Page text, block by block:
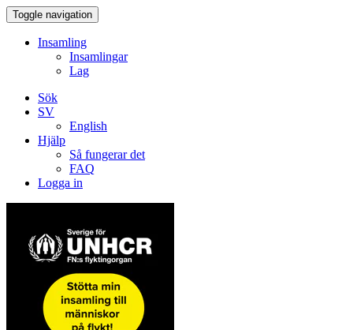
Toggle navigation
Insamling
Insamlingar
Lag
Sök
SV
English
Hjälp
Så fungerar det
FAQ
Logga in